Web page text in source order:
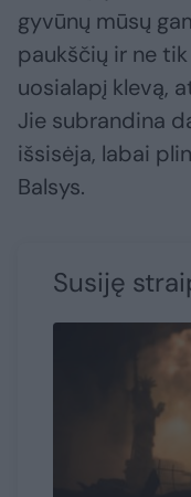
gyvūnų mūsų
paukščių ir ne
uosialapį klevą,
Jie subrandina
išsisėja, labai
Balsys.
Susiję